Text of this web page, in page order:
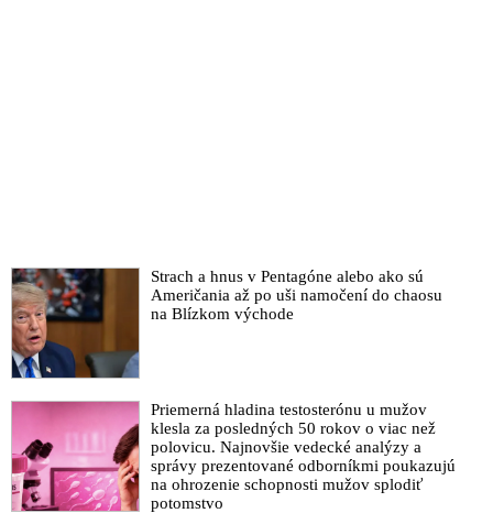
Strach a hnus v Pentagóne alebo ako sú
Američania až po uši namočení do chaosu
na Blízkom východe
Priemerná hladina testosterónu u mužov
klesla za posledných 50 rokov o viac než
polovicu. Najnovšie vedecké analýzy a
správy prezentované odborníkmi poukazujú
na ohrozenie schopnosti mužov splodiť
potomstvo